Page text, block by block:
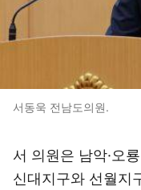
서동욱 전남도의원.
서 의원은 남악·오
신대지구와 선월지